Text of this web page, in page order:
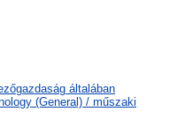
általában
(General) / műszaki